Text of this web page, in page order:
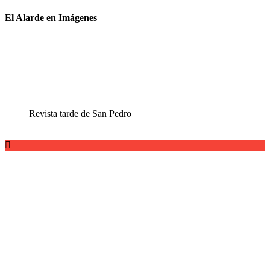
El Alarde en Imágenes
Revista tarde de San Pedro